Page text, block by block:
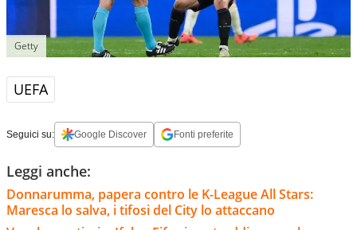
Getty
UEFA
Seguici su: Google Discover Fonti preferite
Leggi anche:
Donnarumma, papera contro le K-League All Stars:
Maresca lo salva, i tifosi del City lo attaccano